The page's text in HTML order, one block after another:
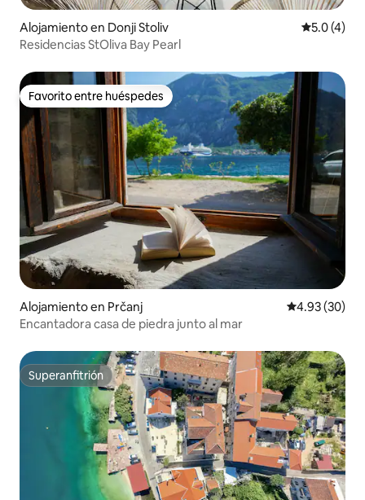
Alojamiento en Donji Stoliv
5.0 (4)
Residencias StOliva Bay Pearl
Favorito entre huéspedes
Favorito entre huéspedes
Alojamiento en Prčanj Calificación
4.93 (30)
Encantadora casa de piedra junto al mar
Superanfitrión
Superanfitrión